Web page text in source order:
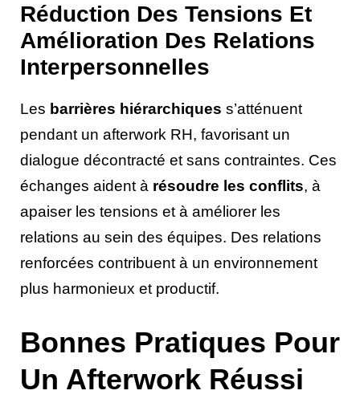
Réduction Des Tensions Et
Amélioration Des Relations
Interpersonnelles
Les barrières hiérarchiques s’atténuent
pendant un afterwork RH, favorisant un
dialogue décontracté et sans contraintes. Ces
échanges aident à résoudre les conflits, à
apaiser les tensions et à améliorer les
relations au sein des équipes. Des relations
renforcées contribuent à un environnement
plus harmonieux et productif.
Bonnes Pratiques Pour
Un Afterwork Réussi